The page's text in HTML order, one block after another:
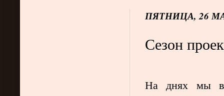
ПЯТНИЦА, 26
Сезон
На днях мы